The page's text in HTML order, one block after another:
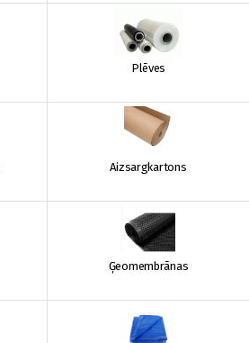
Plēves
Aizsargkartons
Ģeomembrānas